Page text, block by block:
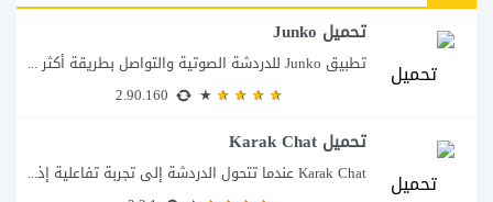
تحميل Junko
تطبيق Junko للدردشة الصوتية والتواصل بطريقة أكثر تفاعلاً يأتي تطبيق Junko – Voice Chat...
تحميل Karak Chat
Karak Chat عندما تتحول الدردشة إلى تجربة تفاعلية إذا كنت تبحث عن تطبيق لا...